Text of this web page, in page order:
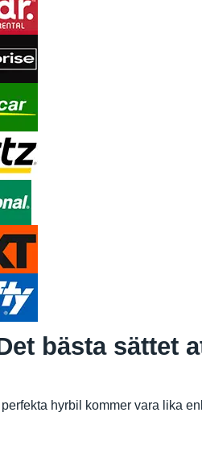
bästa sättet
hyrbil kommer vara lika